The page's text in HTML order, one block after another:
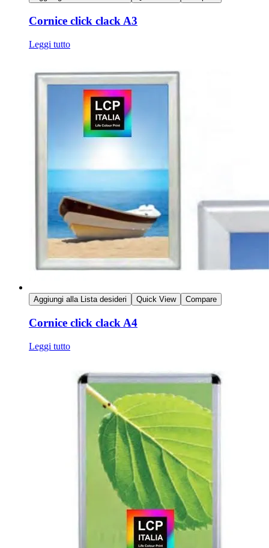
Cornice click clack A3
Leggi tutto
Aggiungi alla Lista desideri Quick View Compare
Cornice click clack A4
Leggi tutto